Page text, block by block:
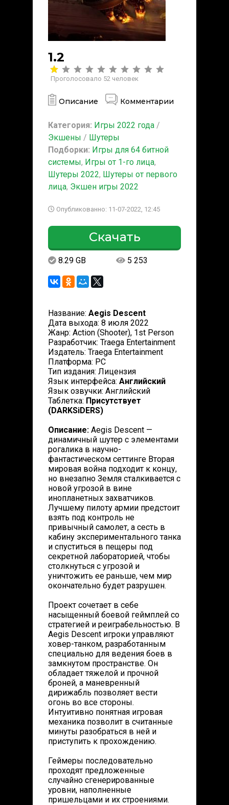
1.2
Проголосовало 52 человек
Описание Комментарии
Категория: Игры 2022 года /
Экшены / Шутеры
Подборки: Игры для 64 битной
системы, Игры от 1-го лица,
Шутеры 2022, Шутеры от первого
лица, Экшен игры 2022
Опубликованно: 11-07-2022, 12:45
Скачать
8.29 GB 5 253
Название: Aegis Descent
Дата выхода: 8 июля 2022
Жанр: Action (Shooter), 1st Person
Разработчик: Traega Entertainment
Издатель: Traega Entertainment
Платформа: PC
Тип издания: Лицензия
Язык интерфейса: Английский
Язык озвучки: Английский
Таблетка: Присутствует
(DARKSiDERS)
Описание: Aegis Descent —
динамичный шутер с элементами
рогалика в научно-
фантастическом сеттинге Вторая
мировая война подходит к концу,
но внезапно Земля сталкивается с
новой угрозой в вине
инопланетных захватчиков.
Лучшему пилоту армии предстоит
взять под контроль не
привычный самолет, а сесть в
кабину экспериментального танка
и спуститься в пещеры под
секретной лабораторией, чтобы
столкнуться с угрозой и
уничтожить ее раньше, чем мир
окончательно будет разрушен.
Проект сочетает в себе
насыщенный боевой геймплей со
стратегией и реиграбельностью. В
Aegis Descent игроки управляют
ховер-танком, разработанным
специально для ведения боев в
замкнутом пространстве. Он
обладает тяжелой и прочной
броней, а маневренный
дирижабль позволяет вести
огонь во все стороны.
Интуитивно понятная игровая
механика позволит в считанные
минуты разобраться в ней и
приступить к прохождению.
Геймеры последовательно
проходят предложенные
случайно сгенерированные
уровни, наполненные
пришельцами и их строениями.